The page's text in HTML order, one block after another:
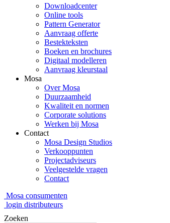
Downloadcenter
Online tools
Pattern Generator
Aanvraag offerte
Bestekteksten
Boeken en brochures
Digitaal modelleren
Aanvraag kleurstaal
Mosa
Over Mosa
Duurzaamheid
Kwaliteit en normen
Corporate solutions
Werken bij Mosa
Contact
Mosa Design Studios
Verkooppunten
Projectadviseurs
Veelgestelde vragen
Contact
Mosa consumenten
login distributeurs
Zoeken